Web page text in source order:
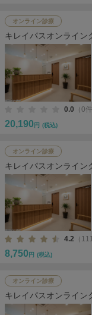
オンライン診療
キレイパスオンライン
0.0 （0件
20,190 円 (税込)
オンライン診療
キレイパスオンライン
4.2 （
8,750 円 (税込)
オンライン診療
キレイパスオンライン